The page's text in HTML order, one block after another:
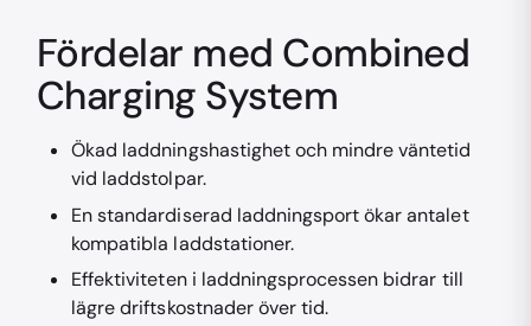
Fördelar med Combined
Charging System
Ökad laddningshastighet och mindre väntetid
vid laddstolpar.
En standardiserad laddningsport ökar antalet
kompatibla laddstationer.
Effektiviteten i laddningsprocessen bidrar till
lägre driftskostnader över tid.